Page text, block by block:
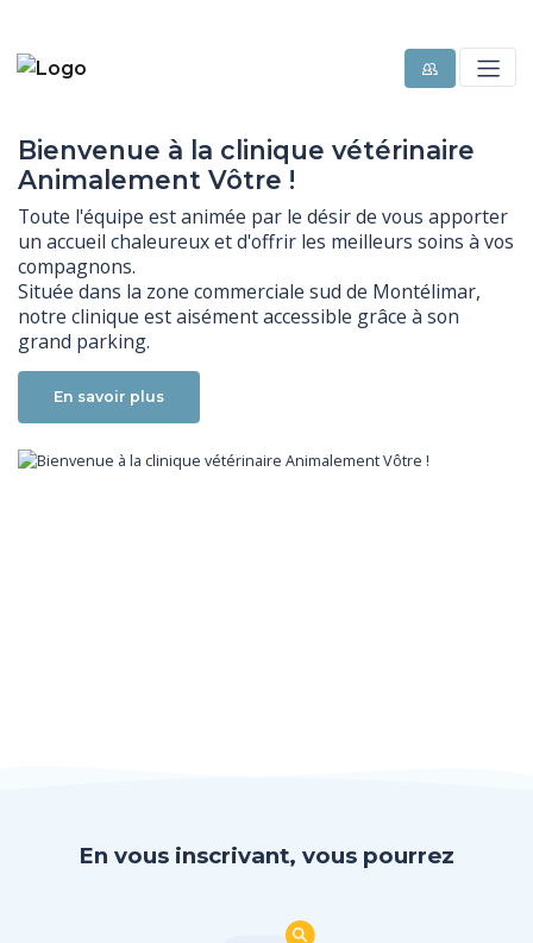
Bienvenue à la clinique vétérinaire
Animalement Vôtre !
Toute l'équipe est animée par le désir de vous apporter
un accueil chaleureux et d'offrir les meilleurs soins à vos
compagnons.
Située dans la zone commerciale sud de Montélimar,
notre clinique est aisément accessible grâce à son
grand parking.
En savoir plus
En vous inscrivant, vous pourrez